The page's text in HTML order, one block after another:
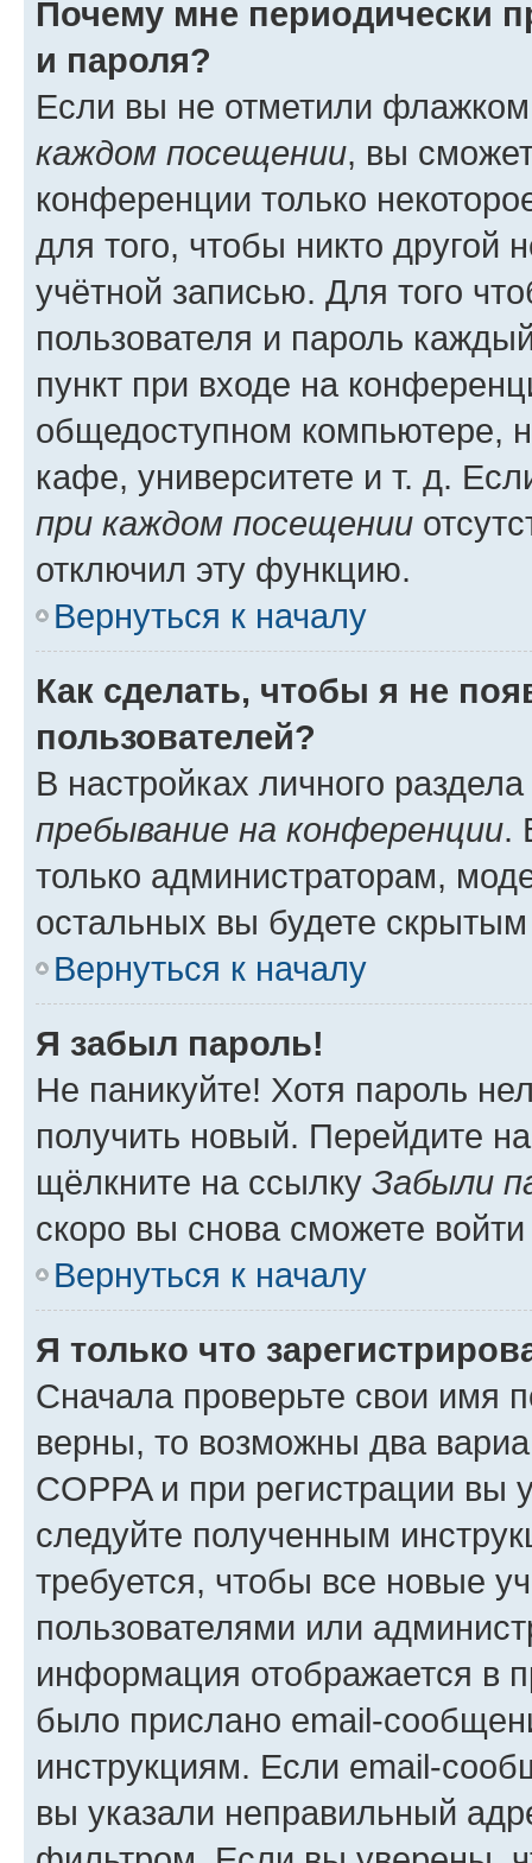
Почему мне периодически
и пароля?
Если вы не отметили
каждом посещении, вы
конференции только
для того, чтобы никто другой
учётной записью. Для того
пользователя и пароль
пункт при входе на
общедоступном компьютере,
кафе, университете и т. д.
при каждом посещении
отключил эту функцию.
Вернуться к началу
Как сделать, чтобы я не
пользователей?
В настройках личного
пребывание на конференции.
только администраторам,
остальных вы будете
Вернуться к началу
Я забыл пароль!
Не паникуйте! Хотя пароль
получить новый. Перейдите
щёлкните на ссылку Забыли
скоро вы снова сможете
Вернуться к началу
Я только что
Сначала проверьте свои имя
верны, то возможны два
COPPA и при регистрации вы
следуйте полученным
требуется, чтобы все новые
пользователями или
информация отображается в
было прислано email-
инструкциям. Если email-
вы указали неправильный